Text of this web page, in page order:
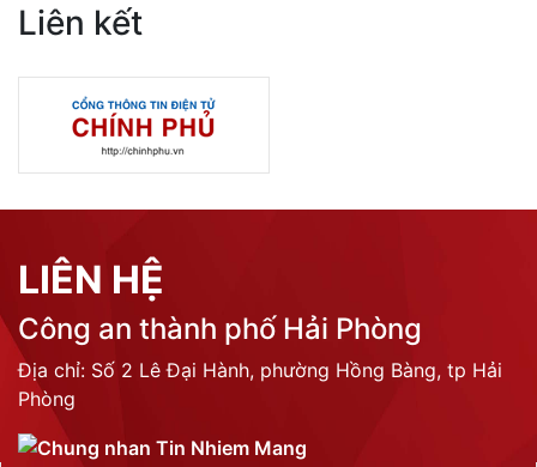
Liên kết
LIÊN HỆ
Công an thành phố Hải Phòng
Địa chỉ: Số 2 Lê Đại Hành, phường Hồng Bàng, tp Hải
Phòng